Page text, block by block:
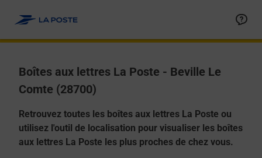
Boîtes aux lettres La Poste - Beville Le
Comte (28700)
Retrouvez toutes les boîtes aux lettres La Poste ou
utilisez l'outil de localisation pour visualiser les boîtes
aux lettres La Poste les plus proches de chez vous.